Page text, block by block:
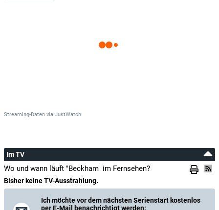
Streaming-Daten via JustWatch.
Im TV
Wo und wann läuft "Beckham" im Fernsehen?
Bisher keine TV-Ausstrahlung.
Ich möchte vor dem nächsten Serienstart kostenlos
per E-Mail benachrichtigt werden: